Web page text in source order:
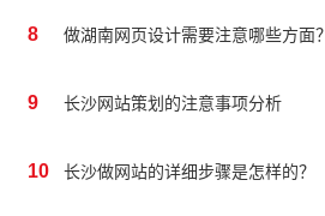
8 做湖南网页设计需要注意哪些方面？
9 长沙网站策划的注意事项分析
10 长沙做网站的详细步骤是怎样的？